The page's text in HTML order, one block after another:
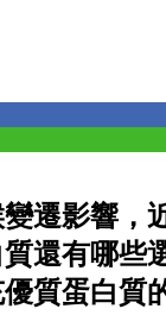
遷影響，
還有哪些
質蛋白質